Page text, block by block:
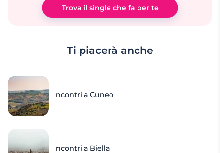
Trova il single che fa per te
Ti piacerà anche
Incontri a Cuneo
Incontri a Biella